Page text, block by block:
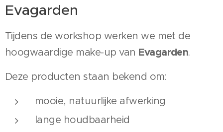
Evagarden
Tijdens de workshop werken we met de
hoogwaardige make-up van Evagarden.
Deze producten staan bekend om:
mooie, natuurlijke afwerking
lange houdbaarheid